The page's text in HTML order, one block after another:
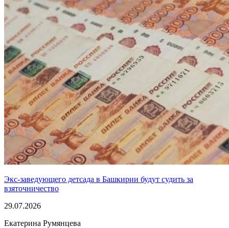
Экс-заведующего детсада в Башкирии будут судить за
взяточничество
29.07.2026
Екатерина Румянцева